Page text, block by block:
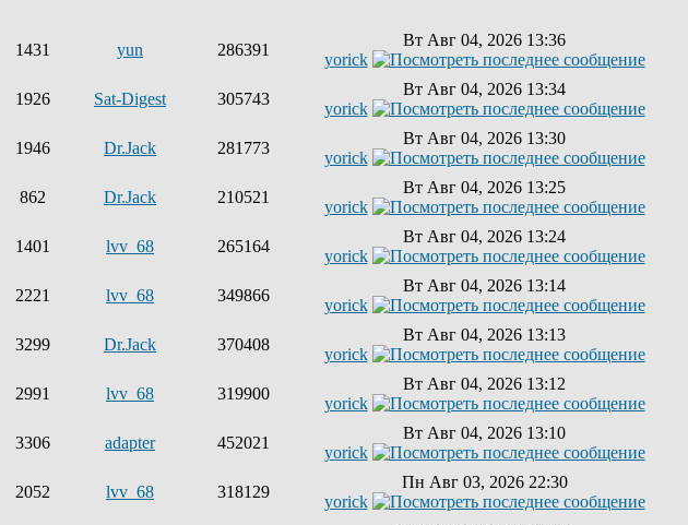
1431 yun 286391
Вт Авг 04, 2026 13:36
yorick
1926 Sat-Digest 305743
Вт Авг 04, 2026 13:34
yorick
1946 Dr.Jack 281773
Вт Авг 04, 2026 13:30
yorick
862 Dr.Jack 210521
Вт Авг 04, 2026 13:25
yorick
1401 lvv_68 265164
Вт Авг 04, 2026 13:24
yorick
2221 lvv_68 349866
Вт Авг 04, 2026 13:14
yorick
3299 Dr.Jack 370408
Вт Авг 04, 2026 13:13
yorick
2991 lvv_68 319900
Вт Авг 04, 2026 13:12
yorick
3306 adapter 452021
Вт Авг 04, 2026 13:10
yorick
2052 lvv_68 318129
Пн Авг 03, 2026 22:30
yorick